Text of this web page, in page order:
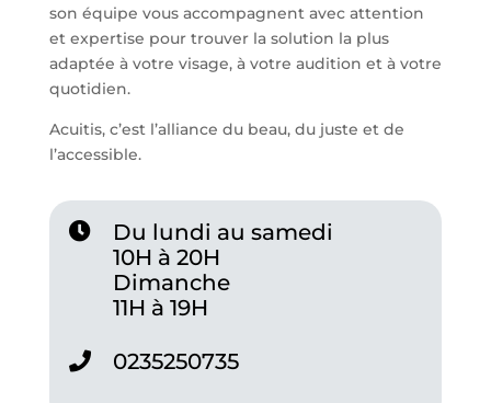
son équipe vous accompagnent avec attention
et expertise pour trouver la solution la plus
adaptée à votre visage, à votre audition et à votre
quotidien.
Acuitis, c’est l’alliance du beau, du juste et de
l’accessible.
Du lundi au samedi
10H à 20H
Dimanche
11H à 19H
0235250735